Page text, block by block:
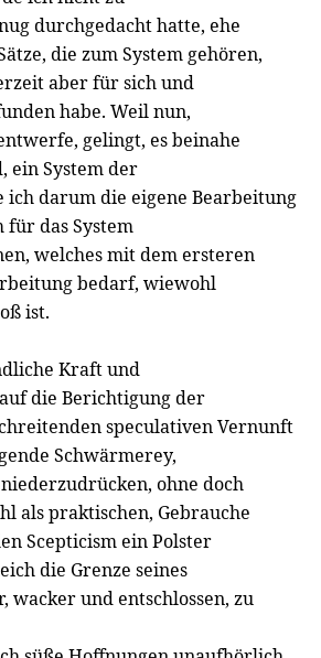
durchgedacht hatte, ehe
die zum System gehören,
aber für sich und
habe. Weil nun,
gelingt, es beinahe
ein System der
darum die eigene Bearbeitung
das System
welches mit dem ersteren
bedarf, wiewohl
ist.
Kraft und
die Berichtigung der
speculativen Vernunft
Schwärmerey,
ohne doch
als praktischen, Gebrauche
Scepticism ein Polster
die Grenze seines
wacker und entschlossen, zu